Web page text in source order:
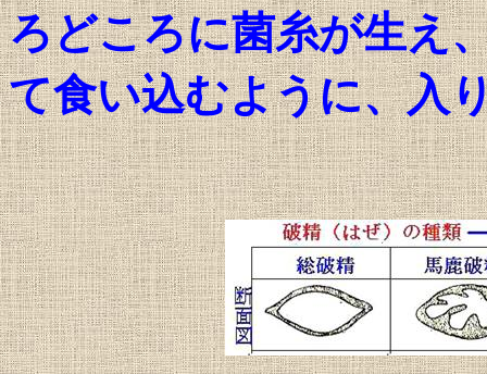
ろどころに菌糸が生え
て食い込むように、入